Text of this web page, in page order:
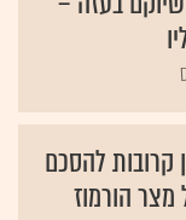
קרובות להסכם
הורמוז